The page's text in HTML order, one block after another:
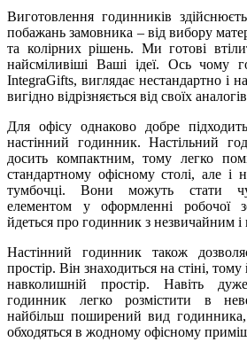
Виготовлення годинників
побажань замовника – від вибору
та колірних рішень. Ми готові
найсміливіші Ваші ідеї. Ось чому
IntegraGifts, виглядає нестандартно і
вигідно відрізняється від своїх
Для офісу однаково добре
настінний годинник. Настільний
досить компактним, тому легко
стандартному офісному столі, але і
тумбочці. Вони можуть стати
елементом у оформленні робочої
йдеться про годинник з незвичайним і
Настінний годинник також
простір. Він знаходиться на стіні,
навколишній простір. Навіть
годинник легко розмістити в
найбільш поширений вид годинника,
обходяться в жодному офісному